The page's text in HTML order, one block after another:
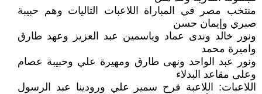
منتخب مصر في المباراة اللاعبات التاليات وهم حبيبة
صبري وإيمان حسن
ونور خالد وندى عماد وياسمين عبد العزيز وعهد طارق
واميرة محمد
ونور عبد الواحد ونهى طارق ومهيرة علي وحبيبة عصام
وعلى مقاعد البدلاء
اللاعبات: اللاعبة فرح سمير علي ورودينا عبد الرسول